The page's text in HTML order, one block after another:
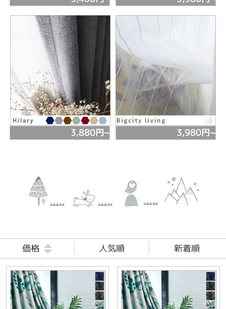
3,880円~ 3,980円~
価格 人気順 新着順